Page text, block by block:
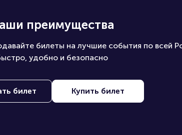
преимущества
билеты на лучшие события по всей
удобно и безопасно
билет Купить билет